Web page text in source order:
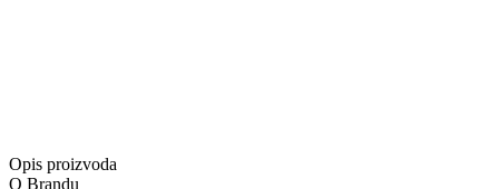
Opis proizvoda
O Brandu